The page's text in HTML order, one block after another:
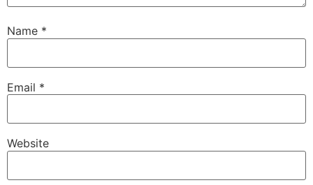
Name *
Email *
Website